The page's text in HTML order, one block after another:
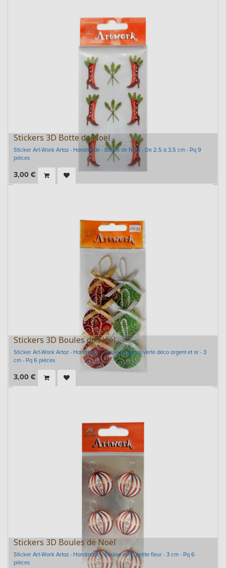
Stickers 3D Botte de Noël
Sticker Art-Work Artoz - Handmade - Bottes de Noël - De 2,5 à 3,5 cm - Pq 9
pièces
3,00 €
Stickers 3D Boules de Noël
Sticker Art-Work Artoz - Handmade - Boule rouge ou verte déco argent et or - 3
cm - Pq 6 pièces
3,00 €
Stickers 3D Boules de Noël
Sticker Art-Work Artoz - Handmade - Boules avec petite fleur - 3 cm - Pq 6
pièces